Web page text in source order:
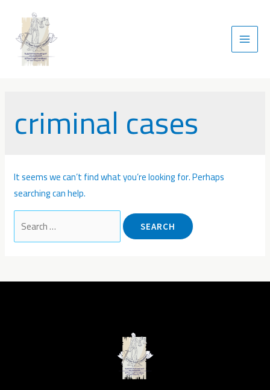
criminal cases
It seems we can’t find what you’re looking for. Perhaps
searching can help.